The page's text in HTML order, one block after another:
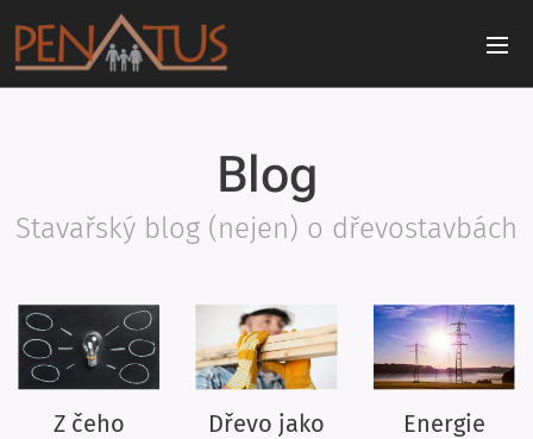
Blog
Stavařský blog (nejen) o dřevostavbách
Z čeho
Dřevo jako
Energie